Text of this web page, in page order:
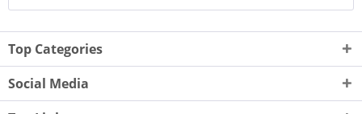
Top Categories
Social Media